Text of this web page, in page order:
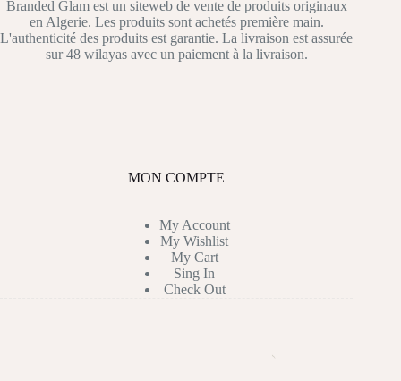
Branded Glam est un siteweb de vente de produits originaux
en Algerie. Les produits sont achetés première main.
L'authenticité des produits est garantie. La livraison est assurée
sur 48 wilayas avec un paiement à la livraison.
MON COMPTE
My Account
My Wishlist
My Cart
Sing In
Check Out